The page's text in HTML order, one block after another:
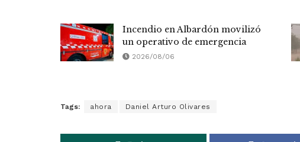
Incendio en Albardón movilizó
un operativo de emergencia
2026/08/06
Tags: ahora Daniel Arturo Olivares